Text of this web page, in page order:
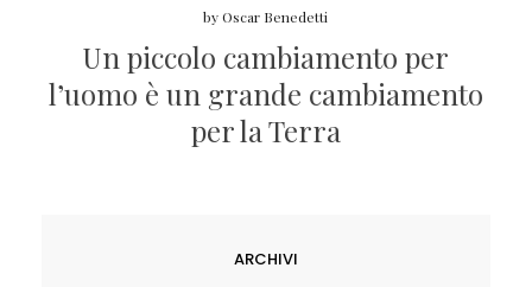
byOscar Benedetti
Un piccolo cambiamento per
l’uomo è un grande cambiamento
per la Terra
ARCHIVI